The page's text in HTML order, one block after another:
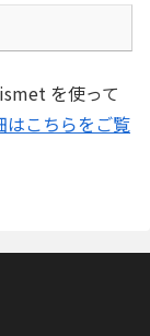
を使って
はこちらをご覧